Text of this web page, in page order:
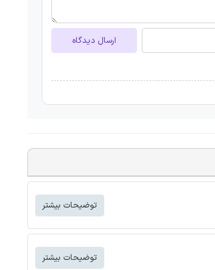
ارسال دیدگاه
توضیحات بیشتر
توضیحات بیشتر